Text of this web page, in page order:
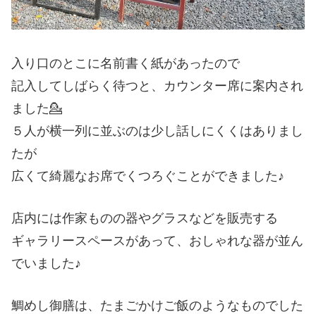
入り口のとこに名前書く紙があったので
記入してしばらく待つと、カウンター席に案内され
ました💁
５人が横一列に並ぶのは少し話しにくくはありまし
たが
広くて綺麗なお席でくつろぐことができました♪
店内には作家ものの器やグラスなどを販売する
ギャラリースペースがあって、おしゃれな器が並ん
でいました♪
鯛めし御膳は、たまごかけご飯のようなものでした